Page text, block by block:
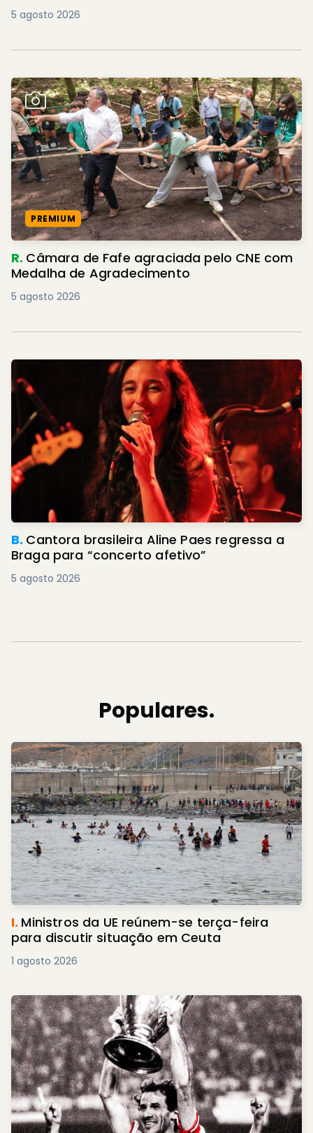
5 agosto 2026
PREMIUM
R. Câmara de Fafe agraciada pelo CNE com
Medalha de Agradecimento
5 agosto 2026
B. Cantora brasileira Aline Paes regressa a
Braga para “concerto afetivo”
5 agosto 2026
Populares.
I. Ministros da UE reúnem-se terça-feira
para discutir situação em Ceuta
1 agosto 2026